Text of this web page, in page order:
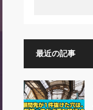
最近の記事